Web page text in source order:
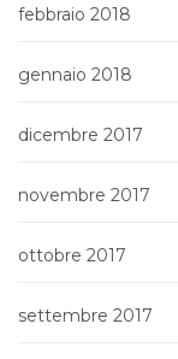
febbraio 2018
gennaio 2018
dicembre 2017
novembre 2017
ottobre 2017
settembre 2017